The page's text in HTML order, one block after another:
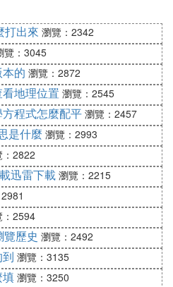
都會讓學生去摸一摸具體
後讓學生說一說有什麼感
角的頂點是尖尖的，摸上去
答體現了學生的認知起點及
」范疇，不足以反映數學的
加以糾正和引導，那麼在
出現類似鍾面上指針的針
誤認識。因此，數學活動
與某些生活經驗加以區別。
」時，教師往往會藉助多媒
更充分的關於平方厘米、平
這一出發點是好的，但在
於誇大了多媒體的作用而
來的錯誤體驗。許多教師
很多倍的正方形向學生介紹
打出來 瀏覽：2342
覽：3045
的 瀏覽：2872
地理位置 瀏覽：2545
程式怎麼配平 瀏覽：2457
是什麼 瀏覽：2993
：2822
迅雷下載 瀏覽：2215
：2594
歷史 瀏覽：2492
瀏覽：3135
填 瀏覽：3250